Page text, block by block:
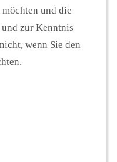
und die
zur Kenntnis
wenn Sie den